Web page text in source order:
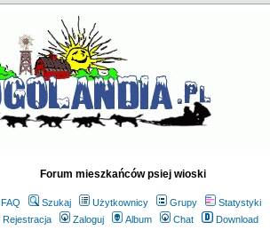
Forum mieszkańców psiej wioski
FAQ Szukaj Użytkownicy Grupy
Statystyki
Rejestracja
Zaloguj Album Chat Download